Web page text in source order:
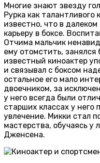
Многие знают звезду
Рурка как талантливого
известно, что в
карьеру в боксе.
Отчима мальчик
ему отомстить,
известный киноактер
и связывал с боксом
остальное его мало
двоечником, за
у него всегда были
старших классах у него
увлечение. Микки стал
мастерства, обучаясь у
Дженсена.